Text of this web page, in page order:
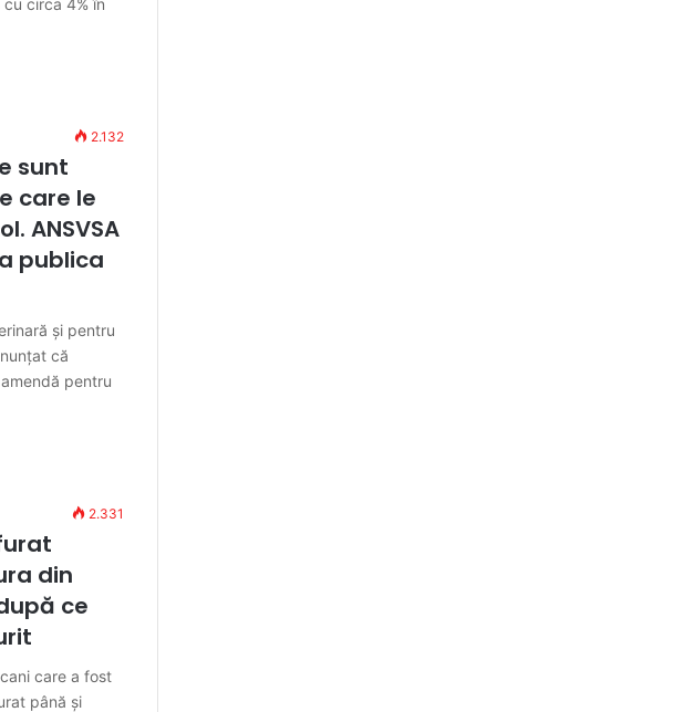
2.132
sunt
care le
ANSVSA
publica
și pentru
că
pentru
2.331
din
ce
care a fost
până și